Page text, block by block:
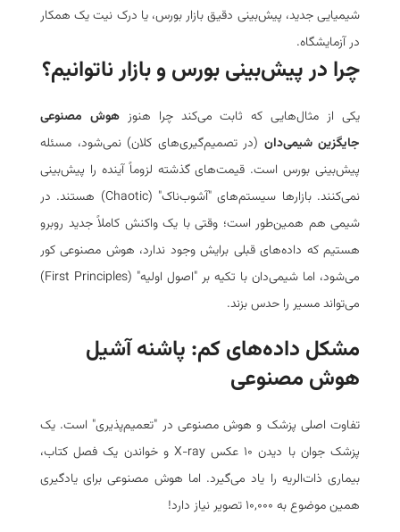
شیمیایی جدید، پیش‌بینی دقیق بازار بورس، یا درک نیت یک همکار
در آزمایشگاه.
چرا در پیش‌بینی بورس و بازار ناتوانیم؟
یکی از مثال‌هایی که ثابت می‌کند چرا هنوزهوش مصنوعی
جایگزین شیمی‌دان (در تصمیم‌گیری‌های کلان) نمی‌شود، مسئله
پیش‌بینی بورس است. قیمت‌های گذشته لزوماً آینده را پیش‌بینی
نمی‌کنند. بازارها سیستم‌های "آشوب‌ناک" (Chaotic) هستند. در
شیمی هم همین‌طور است؛ وقتی با یک واکنش کاملاً جدید روبرو
هستیم که داده‌های قبلی برایش وجود ندارد، هوش مصنوعی کور
می‌شود، اما شیمی‌دان با تکیه بر "اصول اولیه" (First Principles)
می‌تواند مسیر را حدس بزند.
مشکل داده‌های کم: پاشنه آشیل
هوش مصنوعی
تفاوت اصلی پزشک و هوش مصنوعی در "تعمیم‌پذیری" است. یک
پزشک جوان با دیدن ۱۰ عکس X-ray و خواندن یک فصل کتاب،
بیماری ذات‌الریه را یاد می‌گیرد. اما هوش مصنوعی برای یادگیری
همین موضوع به ۱۰,۰۰۰ تصویر نیاز دارد!